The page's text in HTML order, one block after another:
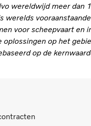
wereldwijd meer dan
werelds
voor scheepvaart en
op het
op de